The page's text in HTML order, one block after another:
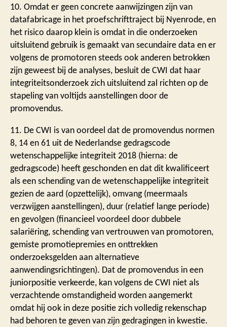
10. Omdat er geen concrete aanwijzingen zijn van
datafabricage in het proefschrifttraject bij Nyenrode, en
het risico daarop klein is omdat in die onderzoeken
uitsluitend gebruik is gemaakt van secundaire data en er
volgens de promotoren steeds ook anderen betrokken
zijn geweest bij de analyses, besluit de CWI dat haar
integriteitsonderzoek zich uitsluitend zal richten op de
stapeling van voltijds aanstellingen door de
promovendus.
11. De CWI is van oordeel dat de promovendus normen
8, 14 en 61 uit de Nederlandse gedragscode
wetenschappelijke integriteit 2018 (hierna: de
gedragscode) heeft geschonden en dat dit kwalificeert
als een schending van de wetenschappelijke integriteit
gezien de aard (opzettelijk), omvang (meermaals
verzwijgen aanstellingen), duur (relatief lange periode)
en gevolgen (financieel voordeel door dubbele
salariëring, schending van vertrouwen van promotoren,
gemiste promotiepremies en onttrekken
onderzoeksgelden aan alternatieve
aanwendingsrichtingen). Dat de promovendus in een
juniorpositie verkeerde, kan volgens de CWI niet als
verzachtende omstandigheid worden aangemerkt
omdat hij ook in deze positie zich volledig rekenschap
had behoren te geven van zijn gedragingen in kwestie.